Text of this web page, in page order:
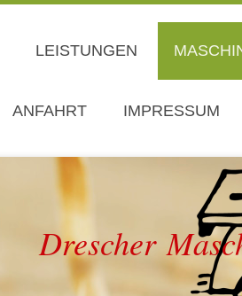
LEISTUNGEN
ANFAHRT IMPRESSUM
Drescher